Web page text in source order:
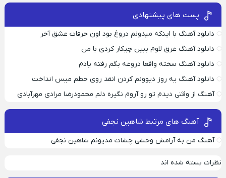
پست های پیشنهادی
دانلود آهنگ با اینکه میدونم دروغ بود اون حرفات عشق آخر
دانلود آهنگ غرق لاوم ببین چیکار کردی با من
دانلود آهنگ سخته واقعا دروغه بگم رفته یادم
دانلود آهنگ یه روز دیوونم کردن انقد روی خطم میس انداخت
آهنگ از وقتی دیدم تو رو آروم نگیره دلم محمودرضا مرادی مهرآبادی
آهنگ های مرتبط شاهین نجفی
آهنگ من به آرامش وحشی چشات مدیونم شاهین نجفی
نظرات بسته شده اند